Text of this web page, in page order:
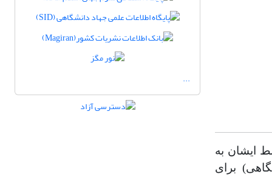
ایشان به
برای
...